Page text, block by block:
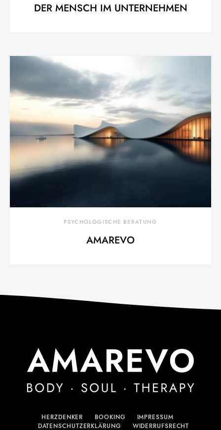
DER MENSCH IM UNTERNEHMEN
PSYCHOLOGISCHE BERATUNG
AMAREVO
HERZDENKER BOOKING
IMPRESSUM
DATENSCHUTZERKLÄRUNG
WIDERRUFSRECHT